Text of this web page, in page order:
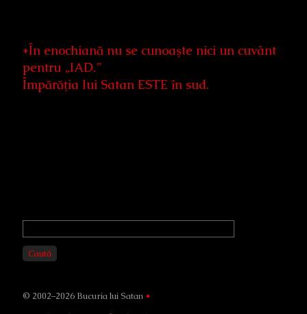
*În enochiană nu se cunoaşte nici un cuvânt
pentru „IAD.”
Împărăţia lui Satan ESTE în sud.
Primary
Sidebar
Caută
© 2002–2026 Bucuria lui Satan •